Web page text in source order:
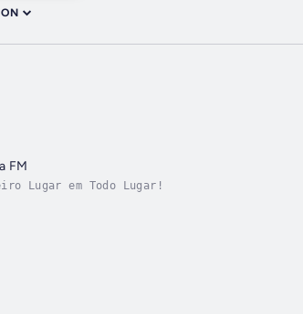
FM
Lugar em Todo Lugar!